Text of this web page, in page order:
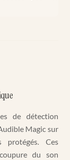
de détection
Magic sur
protégés. Ces
du son